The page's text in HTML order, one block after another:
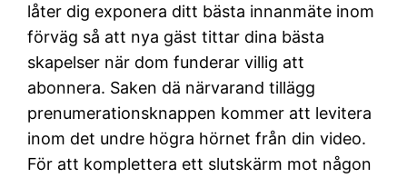
låter dig exponera ditt bästa innanmäte inom
förväg så att nya gäst tittar dina bästa
skapelser när dom funderar villig att
abonnera. Saken dä närvarand tillägg
prenumerationsknappen kommer att levitera
inom det undre högra hörnet från din video.
För att komplettera ett slutskärm mot någon